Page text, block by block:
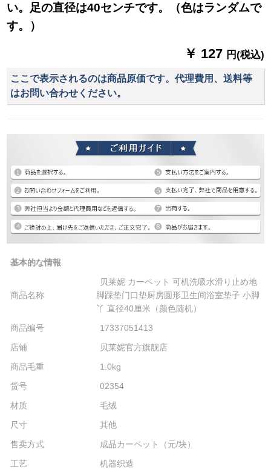
い。足の直径は40センチです。（色はランダムで
す。）
￥ 127 円(税込)
ここで表示されるのは商品原価です。代理費用、送料等
はお問い合わせください。
基本的な情報
商品名称
贝莱妮 カーペット 可机洗吸水滑り止め地
脚踩垫门口垫厨房圆形卫生间浴室垫子 小脚
丫 直径40厘米（颜色随机）
商品编号
17337051413
店铺
贝莱妮官方旗舰店
商品毛重
1.0kg
货号
02354
材质
毛绒
尺寸
其他
售卖方式
成品カーペット（元/块）
工艺
机器织造